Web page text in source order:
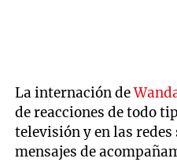
La internación de
de reacciones de todo
televisión y en las redes
mensajes de